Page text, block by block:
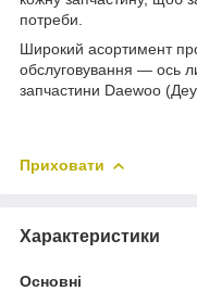
потреби.
Широкий асортимент
обслуговування — ось
запчастини Daewoo
Приховати
Характеристики
Основні